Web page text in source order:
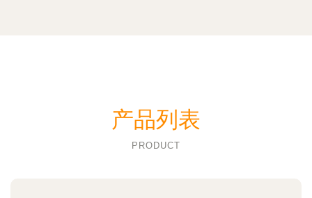
产品列表
PRODUCT